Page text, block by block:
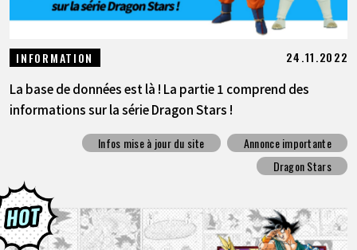
INFORMATION 24.11.2022
La base de données est là ! La partie 1 comprend des
informations sur la série Dragon Stars !
Infos mise à jour du site
Annonce importante
Dragon Stars